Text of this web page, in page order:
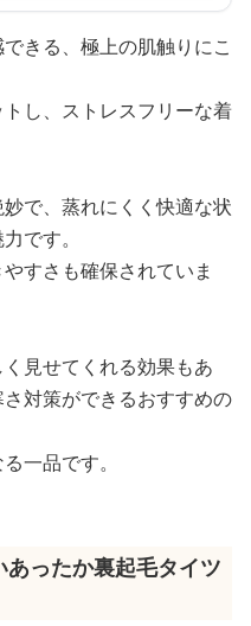
きる、極上の肌触りにこ
し、ストレスフリーな着
で、蒸れにくく快適な状
です。
すさも確保されていま
見せてくれる効果もあ
対策ができるおすすめの
一品です。
ったか裏起毛タイツ